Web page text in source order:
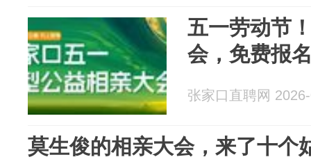
五一劳动节
会，免费报
张家口直聘网
莫生俊的相亲大会，来了十个